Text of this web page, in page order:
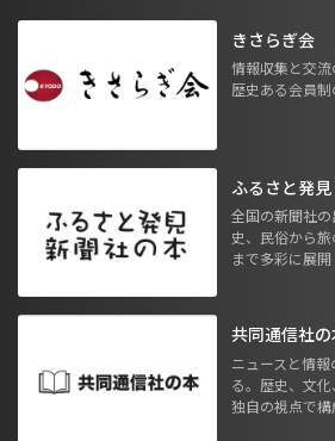
きさらぎ会
情報収集と交
歴史ある会員
ふるさと発
全国の新聞社
史、民俗から
まで多彩に展開
共同通信社の
ニュースと情
る。歴史、文
独自の視点で構